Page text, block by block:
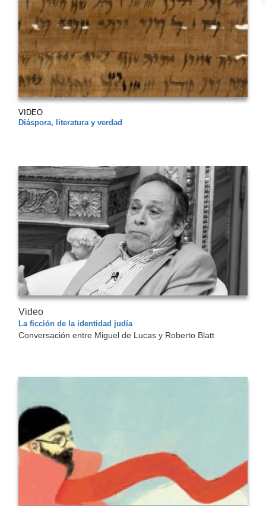
VIDEO
Diáspora, literatura y verdad
Video
La ficción de la identidad judía
Conversación entre Miguel de Lucas y Roberto Blatt